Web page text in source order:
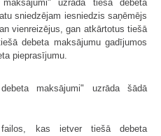
uzrāda tiešā debeta
sniedzējam iesniedzis saņēmējs
vienreizējus, gan atkārtotus tiešā
debeta maksājumu gadījumos
pieprasījumu.
maksājumi" uzrāda šādā
kas ietver tiešā debeta